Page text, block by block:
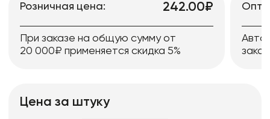
Розничная цена: 242.00₽
При заказе на общую сумму от
20 000₽ применяется скидка 5%
Цена за штуку